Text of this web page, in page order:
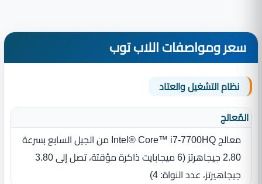
سعر ومواصفات اللاب توب
نظام التشغيل والعتاد
المٌعالج
معالج Intel® Core™ i7‎-7700HQ من الجيل السابع بسرعة
2.80 جيجاهرتز ‏(‏6 ميجابايت ذاكرة مؤقتة، تصل إلى 3.80
جيجاهيرتز، عدد النواة‏:‏ 4‏)‏